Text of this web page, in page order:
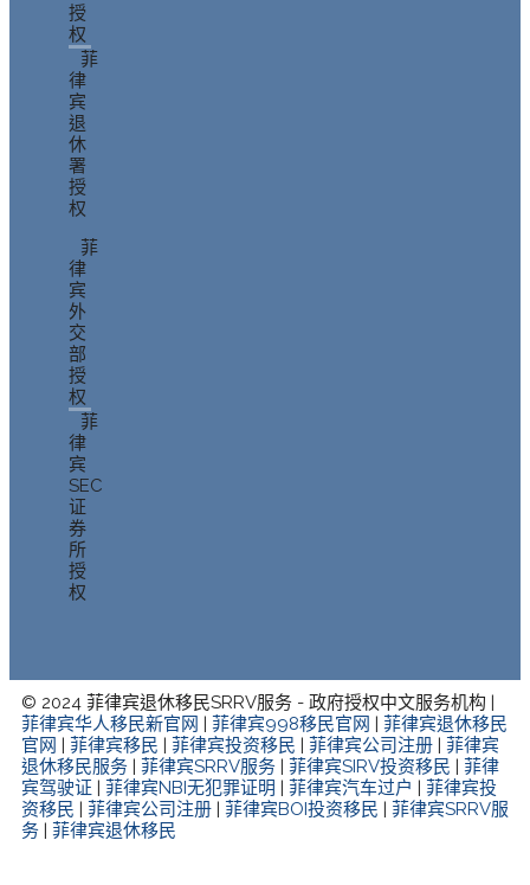
授
权
菲
律
宾
退
休
署
授
权
菲
律
宾
外
交
部
授
权
菲
律
宾
SEC
证
券
所
授
权
© 2024 菲律宾退休移民SRRV服务 - 政府授权中文服务机构 |
菲律宾华人移民新官网
菲律宾998移民官网
菲律宾退休移民
官网
菲律宾移民 菲律宾投资移民 菲律宾公司注册
菲律宾
退休移民服务
菲律宾SRRV服务 菲律宾SIRV投资移民
菲律
宾驾驶证
菲律宾NBI无犯罪证明 菲律宾汽车过户
菲律宾投
资移民
菲律宾公司注册 菲律宾BOI投资移民
菲律宾SRRV服
务
菲律宾退休移民